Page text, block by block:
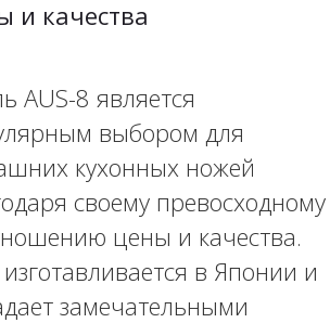
и качества
AUS-8 является
выбором для
кухонных ножей
своему превосходному
цены и качества.
в Японии и
замечательными